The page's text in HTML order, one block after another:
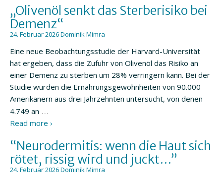
„Olivenöl senkt das Sterberisiko bei
Demenz“
24. Februar 2026Dominik Mimra
Eine neue Beobachtungsstudie der Harvard-Universität
hat ergeben, dass die Zufuhr von Olivenöl das Risiko an
einer Demenz zu sterben um 28% verringern kann. Bei der
Studie wurden die Ernährungsgewohnheiten von 90.000
Amerikanern aus drei Jahrzehnten untersucht, von denen
4.749 an …
Read more ›
“Neurodermitis: wenn die Haut sich
rötet, rissig wird und juckt…”
24. Februar 2026Dominik Mimra